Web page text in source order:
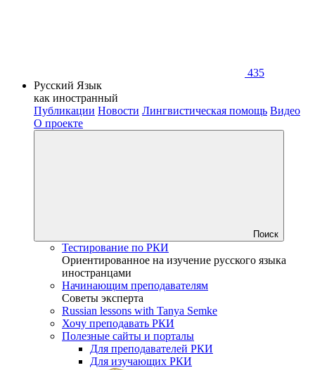
435
Русский Язык
как иностранный
Публикации Новости Лингвистическая помощь Видео
О проекте
Поиск
Тестирование по РКИ
Ориентированное на изучение русского языка
иностранцами
Начинающим преподавателям
Советы эксперта
Russian lessons with Tanya Semke
Хочу преподавать РКИ
Полезные сайты и порталы
Для преподавателей РКИ
Для изучающих РКИ